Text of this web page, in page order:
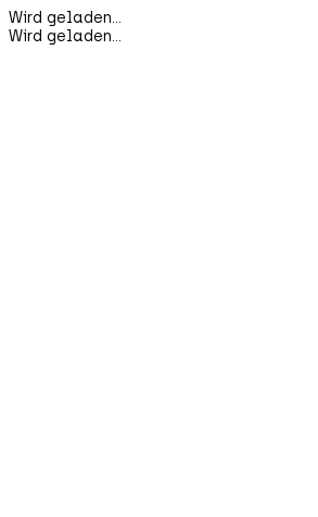
Wird geladen...
Wird geladen...